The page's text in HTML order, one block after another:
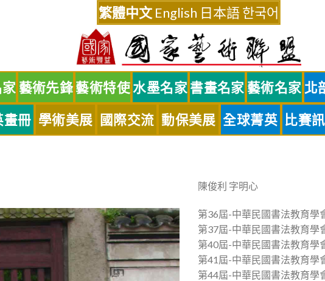
繁體中文 English 日本語한국어
藝術先鋒藝術特使水墨名家 書畫名家 藝術名家 北
畫冊 學術美展 國際交流 動保美展 全球菁英 比賽
陳俊利 字明心
第36屆-中華民國書法教育學
第37屆-中華民國書法教育學
第40屆-中華民國書法教育學
第41屆-中華民國書法教育學
第44屆-中華民國書法教育學